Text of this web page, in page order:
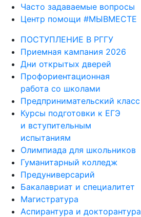
Часто задаваемые вопросы
Центр помощи #МЫВМЕСТЕ
ПОСТУПЛЕНИЕ В РГГУ
Приемная кампания 2026
Дни открытых дверей
Профориентационная
работа со школами
Предпринимательский класс
Курсы подготовки к ЕГЭ
и вступительным
испытаниям
Олимпиада для школьников
Гуманитарный колледж
Предуниверсарий
Бакалавриат и специалитет
Магистратура
Аспирантура и докторантура